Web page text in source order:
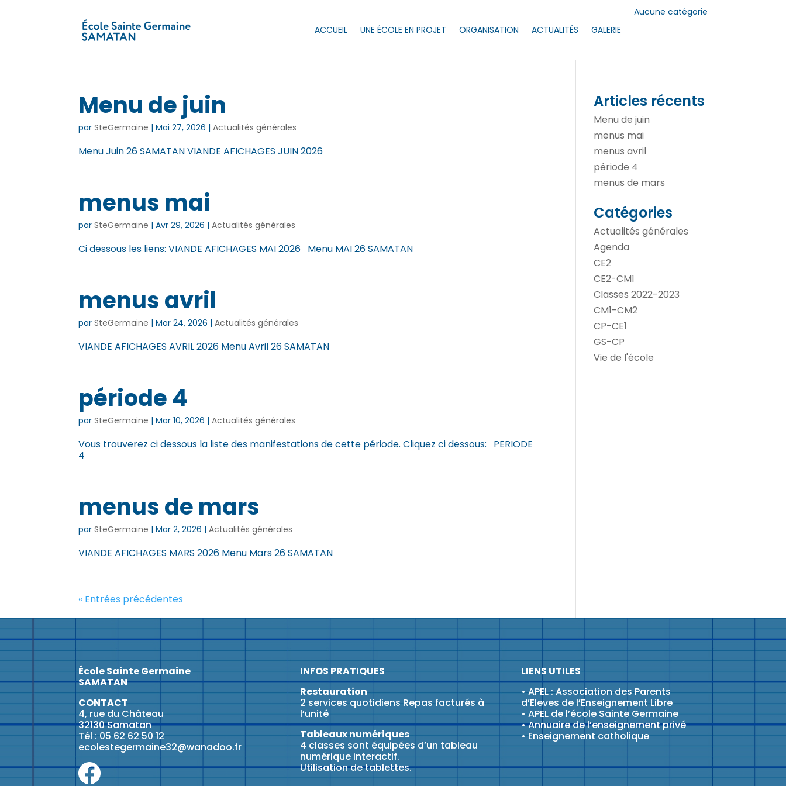
ACCUEIL UNE ÉCOLE EN PROJET ORGANISATION ACTUALITÉS GALERIE
Aucune catégorie
Menu de juin
parSteGermaine |Mai 27, 2026 |Actualités générales
Menu Juin 26 SAMATAN VIANDE AFICHAGES JUIN 2026
menus mai
parSteGermaine |Avr 29, 2026 |Actualités générales
Ci dessous les liens: VIANDE AFICHAGES MAI 2026 Menu MAI 26 SAMATAN
menus avril
parSteGermaine |Mar 24, 2026 |Actualités générales
VIANDE AFICHAGES AVRIL 2026 Menu Avril 26 SAMATAN
période 4
parSteGermaine |Mar 10, 2026 |Actualités générales
Vous trouverez ci dessous la liste des manifestations de cette période. Cliquez ci dessous: PERIODE
4
menus de mars
parSteGermaine |Mar 2, 2026 |Actualités générales
VIANDE AFICHAGES MARS 2026 Menu Mars 26 SAMATAN
« Entrées précédentes
Articles récents
Menu de juin
menus mai
menus avril
période 4
menus de mars
Catégories
Actualités générales
Agenda
CE2
CE2-CM1
Classes 2022-2023
CM1-CM2
CP-CE1
GS-CP
Vie de l'école
École Sainte Germaine
SAMATAN
CONTACT
4, rue du Château
32130 Samatan
Tél : 05 62 62 50 12
ecolestegermaine32@wanadoo.fr
INFOS PRATIQUES
Restauration
2 services quotidiens Repas facturés à
l’unité
Tableaux numériques
4 classes sont équipées d’un tableau
numérique interactif.
Utilisation de tablettes.
LIENS UTILES
•APEL : Association des Parents
d’Eleves de l’Enseignement Libre
• APEL de l’école Sainte Germaine
•Annuaire de l’enseignement privé
•Enseignement catholique